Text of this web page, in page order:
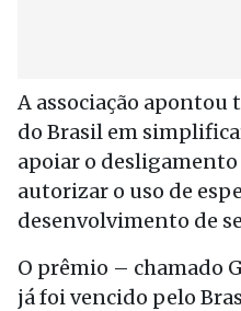
A associação apontou
do Brasil em
apoiar o
autorizar o uso de
desenvolvimento de
O prêmio – chamado
já foi vencido pelo